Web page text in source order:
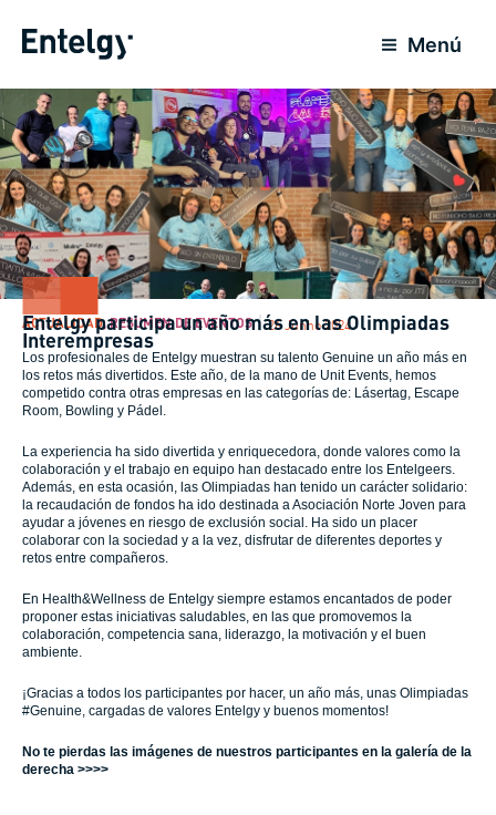
para
conteúdo
Menú
ACTUALIDAD,RESUMEN DE EVENTOS 26 Junho 2024
Entelgy participa un año más en las Olimpiadas
Interempresas
Los profesionales de Entelgy muestran su talento Genuine un año más en
los retos más divertidos. Este año, de la mano de Unit Events, hemos
competido contra otras empresas en las categorías de: Lásertag, Escape
Room, Bowling y Pádel.
La experiencia ha sido divertida y enriquecedora, donde valores como la
colaboración y el trabajo en equipo han destacado entre los Entelgeers.
Además, en esta ocasión, las Olimpiadas han tenido un carácter solidario:
la recaudación de fondos ha ido destinada a Asociación Norte Joven para
ayudar a jóvenes en riesgo de exclusión social. Ha sido un placer
colaborar con la sociedad y a la vez, disfrutar de diferentes deportes y
retos entre compañeros.
En Health&Wellness de Entelgy siempre estamos encantados de poder
proponer estas iniciativas saludables, en las que promovemos la
colaboración, competencia sana, liderazgo, la motivación y el buen
ambiente.
¡Gracias a todos los participantes por hacer, un año más, unas Olimpiadas
#Genuine, cargadas de valores Entelgy y buenos momentos!
No te pierdas las imágenes de nuestros participantes en la galería de la
derecha >>>>